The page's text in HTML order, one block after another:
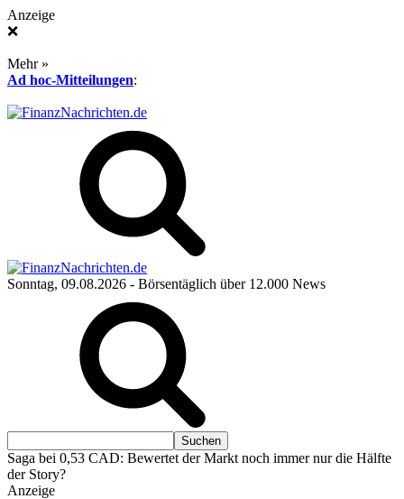
Anzeige
❌
Mehr »
Ad hoc-Mitteilungen:
Sonntag, 09.08.2026 - Börsentäglich über 12.000 News
Saga bei 0,53 CAD: Bewertet der Markt noch immer nur die Hälfte
der Story?
Anzeige